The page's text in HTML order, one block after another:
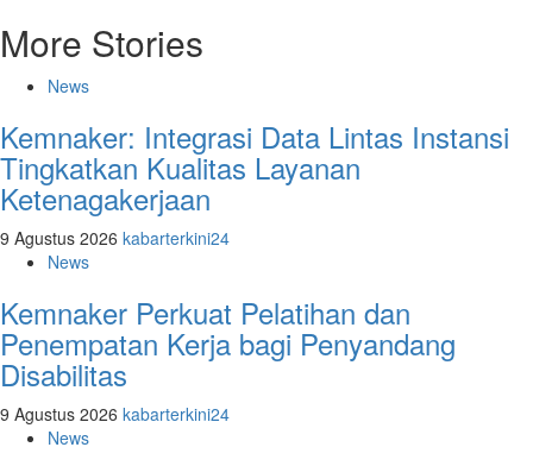
More Stories
News
Kemnaker: Integrasi Data Lintas Instansi
Tingkatkan Kualitas Layanan
Ketenagakerjaan
9 Agustus 2026 kabarterkini24
News
Kemnaker Perkuat Pelatihan dan
Penempatan Kerja bagi Penyandang
Disabilitas
9 Agustus 2026 kabarterkini24
News